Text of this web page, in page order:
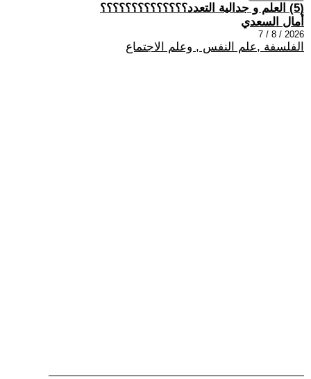
(5) العلم و جدالية التعدد؟؟؟؟؟؟؟؟؟؟؟؟؟؟
أمال السعدي
2026 / 8 / 7
الفلسفة ,علم النفس , وعلم الاجتماع